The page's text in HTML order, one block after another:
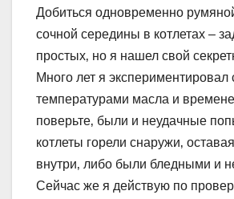
Добиться одновременно
сочной середины в котлетах –
простых‚ но я нашел свой
Много лет я экспериментировал
температурами масла и
поверьте‚ были и неудачные
котлеты горели снаружи‚
внутри‚ либо были бледными и
Сейчас же я действую по